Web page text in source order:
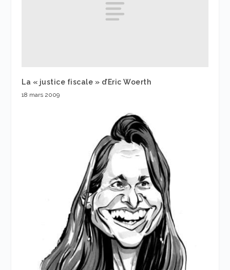
La « justice fiscale » d’Eric Woerth
18 mars 2009